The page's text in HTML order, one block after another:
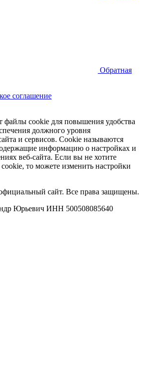
Обратная
соглашение
cookie для повышения удобства
должного уровня
и сервисов. Cookie называются
информацию о настройках и
веб-сайта. Если вы не хотите
то можете изменить настройки
сайт. Все права защищены.
Юрьевич ИНН 500508085640